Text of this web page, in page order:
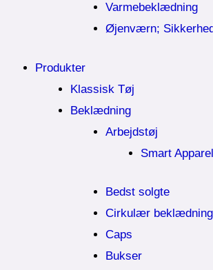
Varmebeklædning
Øjenværn;
Produkter
Klassisk Tøj
Beklædning
Arbejdstøj
Smart Apparel
Bedst solgte
Cirkulær beklædning
Caps
Bukser